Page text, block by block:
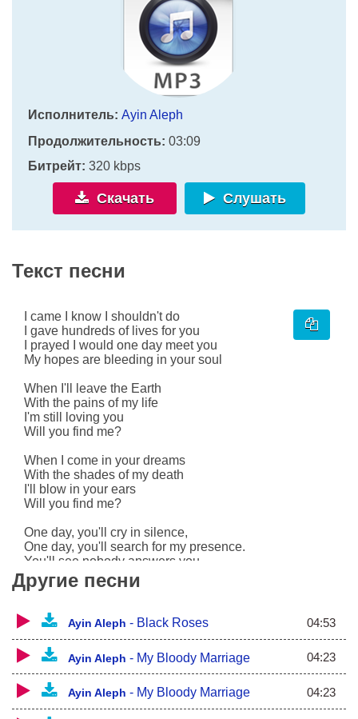
Исполнитель: Ayin Aleph
Продолжительность: 03:09
Битрейт: 320 kbps
Скачать Слушать
Текст песни
I came I know I shouldn't do
I gave hundreds of lives for you
I prayed I would one day meet you
My hopes are bleeding in your soul
When I'll leave the Earth
With the pains of my life
I'm still loving you
Will you find me?
When I come in your dreams
With the shades of my death
I'll blow in your ears
Will you find me?
One day, you'll cry in silence,
One day, you'll search for my presence.
You'll see nobody answers you.
You'll see how it feels to be alone.
Другие песни
Ayin Aleph - Black Roses 04:53
Ayin Aleph - My Bloody Marriage 04:23
Ayin Aleph - My Bloody Marriage 04:23